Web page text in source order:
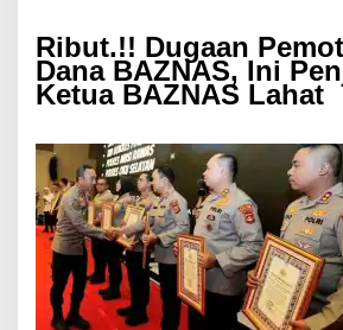
Ribut.!! Dugaan
Dana BAZNAS, Ini
Ketua BAZNAS Lahat